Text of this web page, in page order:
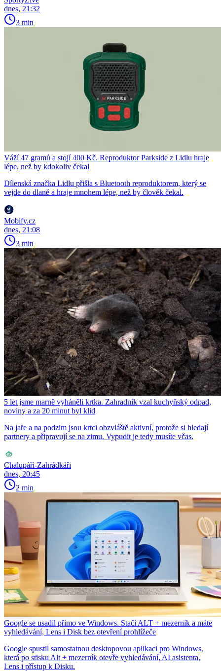
dnes, 21:32
3 min
Váží 47 gramů a stojí 400 Kč. Reproduktor Parkside z Lidlu hraje
lépe, než by kdokoliv čekal
Dílenská značka Lidlu přišla s Bluetooth reproduktorem, který se
vejde do dlaně a hraje mnohem lépe, než by člověk čekal.
Mobify.cz
dnes, 21:08
3 min
5 let jsme marně vyháněli krtka. Zahradník vzal kuchyňský odpad,
noviny a za 20 minut byl klid
Na jaře a na podzim jsou krtci obzvláště aktivní, protože si hledají
partnery a připravují se na zimu. Vypudit je tedy musíte včas.
Chalupáři-Zahrádkáři
dnes, 20:45
2 min
Google se usadil přímo ve Windows. Stačí ALT + mezerník a máte
vyhledávání, Lens i Disk bez otevření prohlížeče
Google spustil samostatnou desktopovou aplikaci pro Windows,
která po stisku Alt + mezerník otevře vyhledávání, AI asistenta,
Lens i přístup k Disku.